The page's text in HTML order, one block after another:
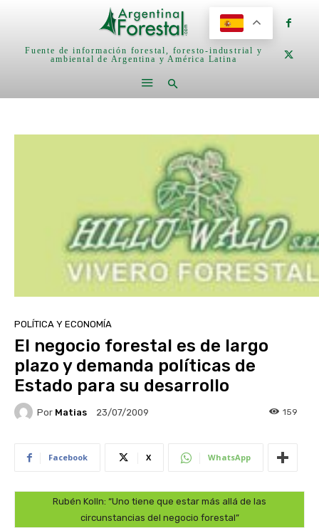
Fuente de información forestal, foresto-industrial y
ambiental de Argentina y América Latina
POLÍTICA Y ECONOMÍA
El negocio forestal es de largo
plazo y demanda políticas de
Estado para su desarrollo
Por Matias 23/07/2009 159
Facebook X WhatsApp
Rubén Kolln: “Uno tiene que estar más allá de las
circunstancias del negocio forestal”